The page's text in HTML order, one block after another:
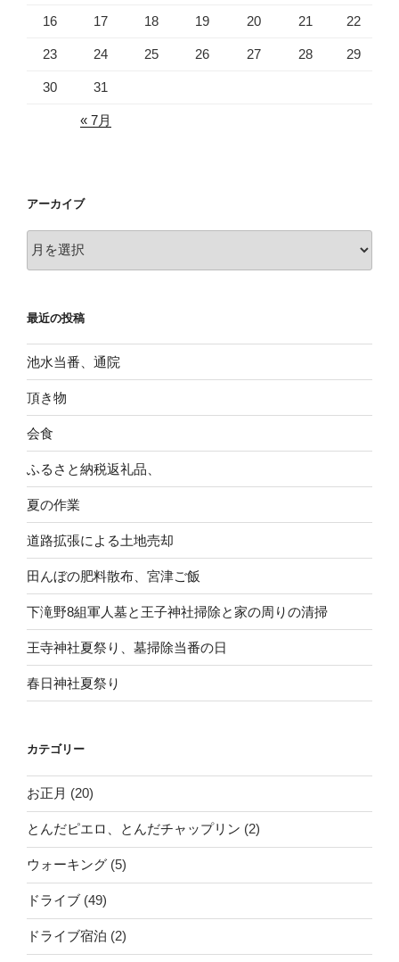
16 17 18 19 20 21 22
23 24 25 26 27 28 29
30 31
« 7月
アーカイブ
ー
ブ
最近の投稿
池水当番、通院
頂き物
会食
ふるさと納税返礼品、
夏の作業
道路拡張による土地売却
田んぼの肥料散布、宮津ご飯
下滝野8組軍人墓と王子神社掃除と家の周りの清掃
王寺神社夏祭り、墓掃除当番の日
春日神社夏祭り
カテゴリー
お正月 (20)
とんだピエロ、とんだチャップリン (2)
ウォーキング (5)
ドライブ (49)
ドライブ宿泊 (2)